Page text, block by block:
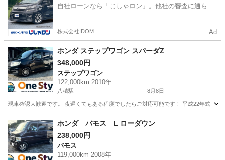
自社ローンなら「じしゃロン」。他社の審査に通らな
株式会社IDOM Ad
ホンダ ステップワゴン スパーダZ
348,000円
ステップワゴン
122,000km 2010年
八積駅 8月8日
現車確認大歓迎です。 夜遅くてもある程度でしたらご対応可能です！ 平成22年式
千葉 長生郡 八積駅 スパーダ
ホンダ バモス L ローダウン
238,000円
バモス
119,000km 2008年